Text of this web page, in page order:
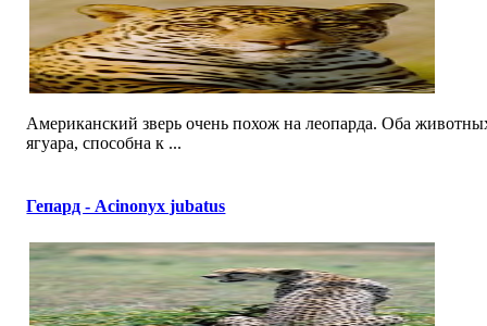
Американский зверь очень похож на леопарда. Оба
ягуара, способна к ...
Гепард - Acinonyx jubatus